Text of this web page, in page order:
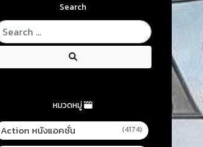
Search
หมวดหมู่
Action หนังแอคชั่น (4174)